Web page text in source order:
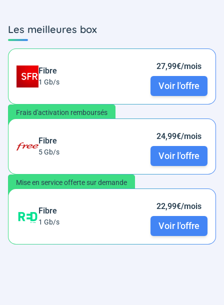
Les meilleures box
Fibre
1 Gb/s
27,99€/mois
Voir l'offre
Frais d'activation remboursés
Fibre
5 Gb/s
24,99€/mois
Voir l'offre
Mise en service offerte sur demande
Fibre
1 Gb/s
22,99€/mois
Voir l'offre